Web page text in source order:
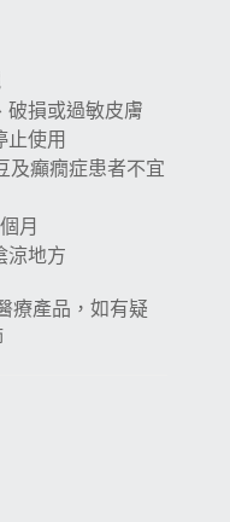
破損或過敏皮膚
止使用
及癲癇症患者不宜
月
涼地方
療產品，如有疑